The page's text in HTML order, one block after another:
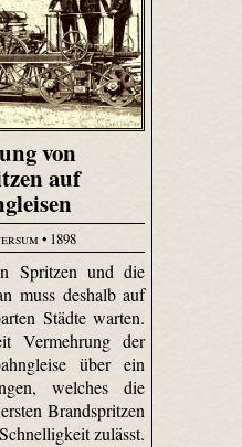
von
auf
• 1898
Spritzen und die
muss deshalb auf
Städte warten.
Vermehrung der
über ein
welches die
Brandspritzen
zulässt.